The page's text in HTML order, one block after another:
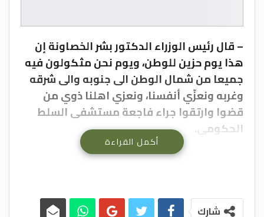
– قال رئيس الوزراء الدكتور بشر الخصاونة إن
هذا يوم حزين للوطن، ويوم نحن مثكولون فيه
جميعا من شمال الوطن الى جنوبه والى شرقه
وغربه ونعزّي أنفسنا، ونعزي اهلنا ذوي من
قضوا وارتقوا جراء فاجعة مستشفى السلط
الحكومي.
وأكد رئيس الوزراء خلال ايجاز صحفي عقب
جلسة مجلس الوزراء اليوم أن الحكومة وحدها
الأليمة.ولفت الخصاونة الى ان هذه الحكومة
ومنذ تشكلت وكما تعهدت في بيان الثقة امام
أكمل القراءة
شارك